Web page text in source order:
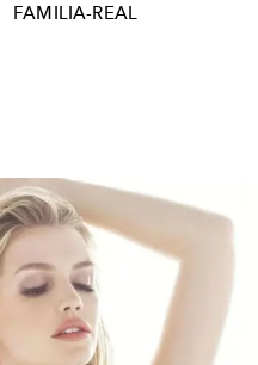
FAMILIA-REAL